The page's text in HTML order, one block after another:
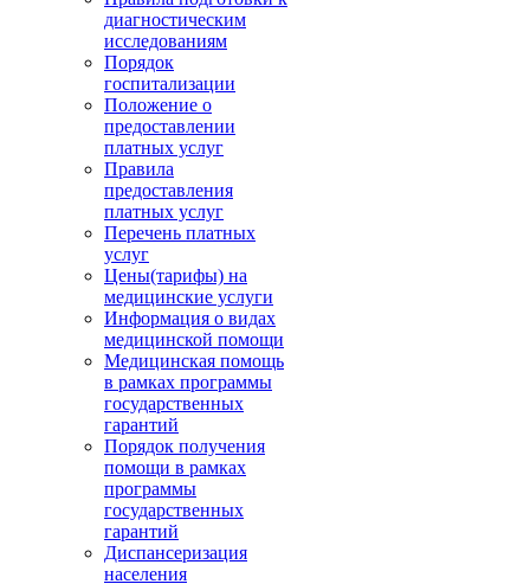
диагностическим
исследованиям
Порядок
госпитализации
Положение о
предоставлении
платных услуг
Правила
предоставления
платных услуг
Перечень платных
услуг
Цены(тарифы) на
медицинские услуги
Информация о видах
медицинской помощи
Медицинская помощь
в рамках программы
государственных
гарантий
Порядок получения
помощи в рамках
программы
государственных
гарантий
Диспансеризация
населения